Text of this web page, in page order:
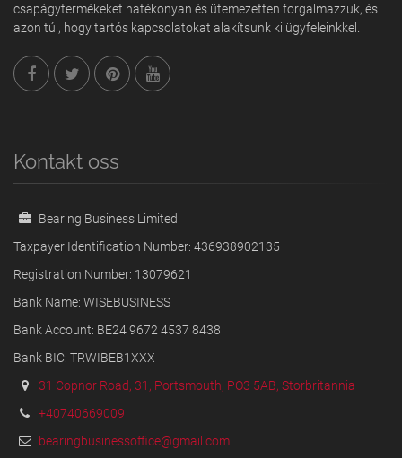
csapágytermékeket hatékonyan és ütemezetten forgalmazzuk, és
azon túl, hogy tartós kapcsolatokat alakítsunk ki ügyfeleinkkel.
Kontakt oss
Bearing Business Limited
Taxpayer Identification Number: 436938902135
Registration Number: 13079621
Bank Name: WISEBUSINESS
Bank Account: BE24 9672 4537 8438
Bank BIC: TRWIBEB1XXX
31 Copnor Road, 31, Portsmouth, PO3 5AB, Storbritannia
+40740669009
bearingbusinessoffice@gmail.com